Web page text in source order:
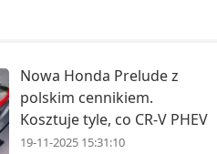
Nowa Honda Prelude z
polskim cennikiem.
Kosztuje tyle, co CR-V PHEV
19-11-2025 15:31:10